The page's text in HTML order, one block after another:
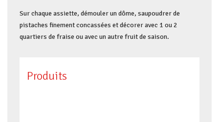
Sur chaque assiette, démouler un dôme, saupoudrer de
pistaches finement concassées et décorer avec 1 ou 2
quartiers de fraise ou avec un autre fruit de saison.
Produits